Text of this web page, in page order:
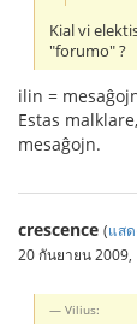
Kial vi
"forumo" ?
ilin =
Estas
mesaĝojn.
crescence (แส
20 กันยายน 2009,
Vilius: